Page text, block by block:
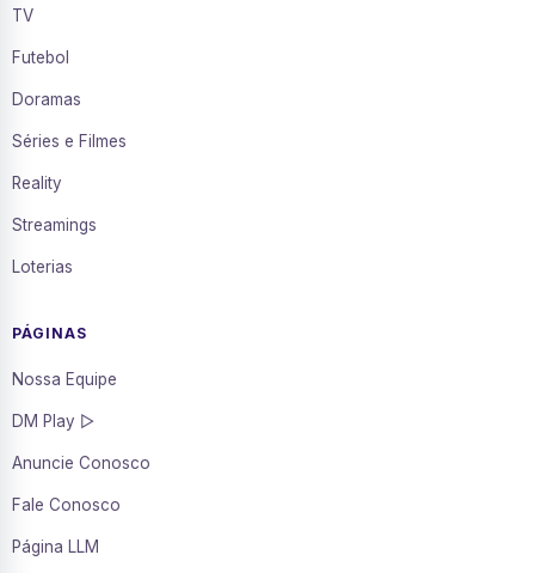
TV
Futebol
Doramas
Séries e Filmes
Reality
Streamings
Loterias
PÁGINAS
Nossa Equipe
DM Play ▷
Anuncie Conosco
Fale Conosco
Página LLM